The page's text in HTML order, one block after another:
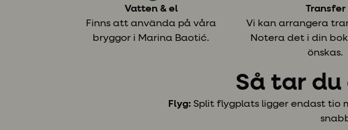
Vatten & el
Finns att använda på våra
bryggor i Marina Baotić.
Transfer
Vi kan arrangera
Notera det i din
önskas.
Så tar
Flyg:Split flygplats ligger endast tio